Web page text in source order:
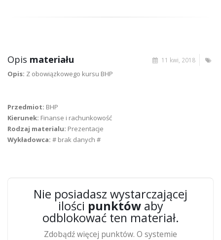
11 kwi, 2018
Opis materiału
Opis: Z obowiązkowego kursu BHP
Przedmiot: BHP
Kierunek: Finanse i rachunkowość
Rodzaj materialu: Prezentacje
Wykładowca: # brak danych #
Nie posiadasz wystarczającej
ilości punktówaby
odblokować ten materiał.
Zdobądź więcej punktów. O systemie